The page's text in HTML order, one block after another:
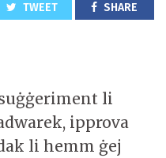
TWEET SHARE
li
ipprova
li hemm ġej